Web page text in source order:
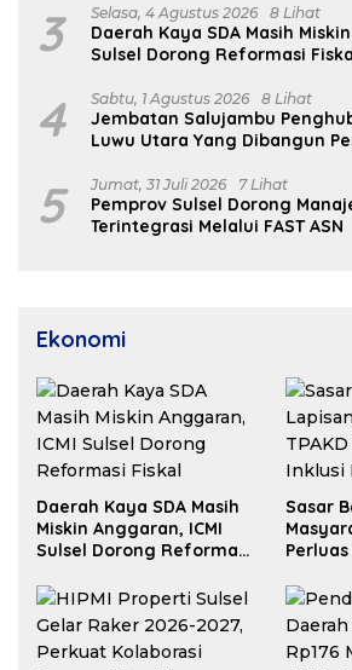
3 Selasa, 4 Agustus 2026 8 Lihat
Daerah Kaya SDA Masih
Sulsel Dorong Reformasi
4 Sabtu, 1 Agustus 2026 8 Lihat
Jembatan Salujambu
Luwu Utara Yang Dibangun
5 Jumat, 31 Juli 2026 7 Lihat
Pemprov Sulsel Dorong
Terintegrasi Melalui FAST ASN
Ekonomi
Daerah Kaya SDA Masih
Miskin Anggaran, ICMI
Sulsel Dorong Reformasi
Sasar